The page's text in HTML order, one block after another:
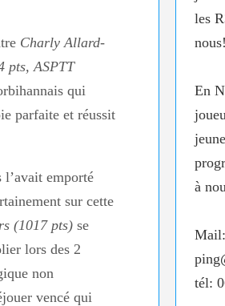
Charly Allard-
pts, ASPTT
qui
parfaite et réussit
l’avait emporté
sur cette
(1017 pts) se
lors des 2
non
vencé qui
les
nous!
En
à
tél: